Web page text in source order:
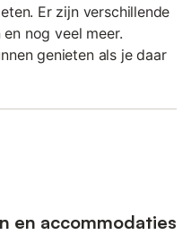
Er zijn verschillende
nog veel meer.
genieten als je daar
en accommodaties